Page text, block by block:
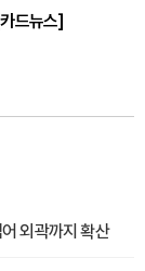
드뉴스]
외곽까지 확산